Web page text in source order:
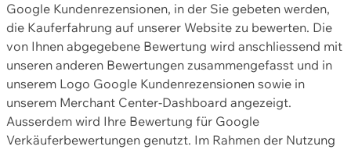
Google Kundenrezensionen, in der Sie gebeten werden,
die Kauferfahrung auf unserer Website zu bewerten. Die
von Ihnen abgegebene Bewertung wird anschliessend mit
unseren anderen Bewertungen zusammengefasst und in
unserem Logo Google Kundenrezensionen sowie in
unserem Merchant Center-Dashboard angezeigt.
Ausserdem wird Ihre Bewertung für Google
Verkäuferbewertungen genutzt. Im Rahmen der Nutzung